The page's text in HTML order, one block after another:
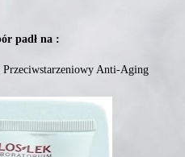
padł na :
Anti-Aging